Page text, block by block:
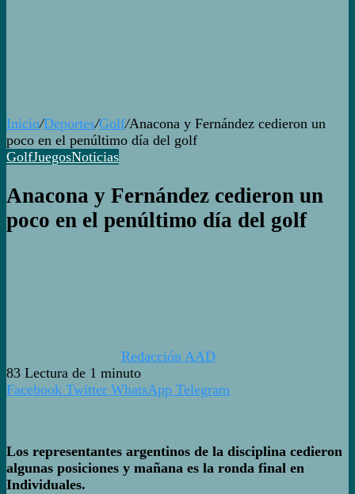
Inicio/Deportes/Golf/Anacona y Fernández cedieron un
poco en el penúltimo día del golf
GolfJuegosNoticias
Anacona y Fernández cedieron un
poco en el penúltimo día del golf
Redacción AAD
83 Lectura de 1 minuto
Facebook Twitter WhatsApp Telegram
Los representantes argentinos de la disciplina cedieron
algunas posiciones y mañana es la ronda final en
Individuales.